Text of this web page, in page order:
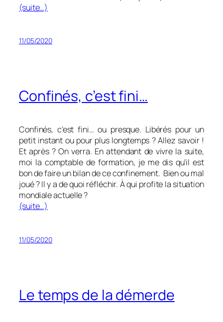
(suite…)
11/05/2020
Confinés, c’est fini…
Confinés, c’est fini… ou presque. Libérés pour un
petit instant ou pour plus longtemps ? Allez savoir !
Et après ? On verra. En attendant de vivre la suite,
moi la comptable de formation, je me dis qu’il est
bon de faire un bilan de ce confinement. Bien ou mal
joué ? Il y a de quoi réfléchir. À qui profite la situation
mondiale actuelle ?
(suite…)
11/05/2020
Le temps de la démerde